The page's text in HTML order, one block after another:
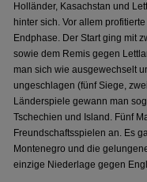
Holländer, Kasachstan und
hinter sich. Vor allem
Endphase. Der Start ging mit
sowie dem Remis gegen
man sich wie ausgewechselt
ungeschlagen (fünf Siege,
Länderspiele gewann man
Tschechien und Island. Fünf
Freundschaftsspielen an. Es
Montenegro und die
einzige Niederlage gegen